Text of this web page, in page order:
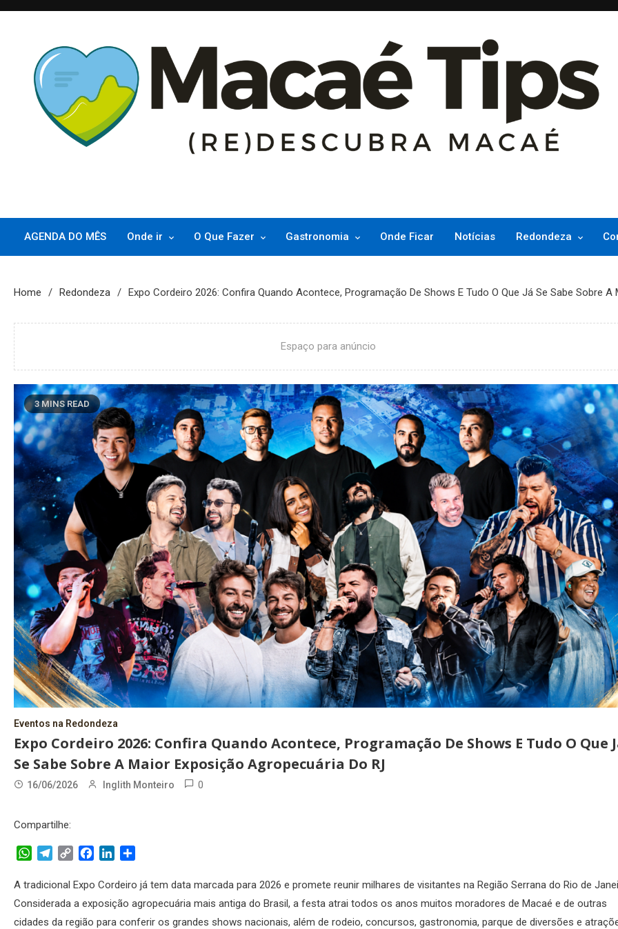
Skip
Macaé Tips
AGENDA DO MÊS
Onde ir O Que Fazer Gastronomia Onde Ficar Notícias Redondeza
Home Redondeza Expo Cordeiro 2026: Confira Quando Acontece, Programação De Shows E Tudo O Que Já Se Sabe Sobre
Espaço para anúncio
3 MINS READ
Eventos na Redondeza
Expo Cordeiro 2026: Confira Quando Acontece, Programação De Shows E Tudo O Que
Se Sabe Sobre A Maior Exposição Agropecuária Do RJ
16/06/2026 Inglith Monteiro 0
Compartilhe:
WhatsApp
Telegram
Copy
FacebookLinkedIn
A tradicional Expo Cordeiro já tem data marcada para 2026 e promete reunir milhares de visitantes na Região Serrana do Rio de
Considerada a exposição agropecuária mais antiga do Brasil, a festa atrai todos os anos muitos moradores de Macaé e de outras
cidades da região para conferir os grandes shows nacionais, além de rodeio, concursos, gastronomia, parque de diversões e